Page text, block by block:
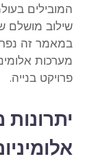
המובילים
שילוב מושלם
במאמר זה
מערכות
פרויקט בנייה.